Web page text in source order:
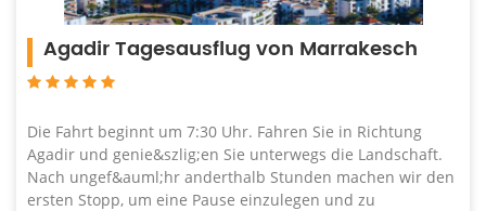
Agadir Tagesausflug von Marrakesch
Die Fahrt beginnt um 7:30 Uhr. Fahren Sie in Richtung
Agadir und genie&szlig;en Sie unterwegs die Landschaft.
Nach ungef&auml;hr anderthalb Stunden machen wir den
ersten Stopp, um eine Pause einzulegen und zu